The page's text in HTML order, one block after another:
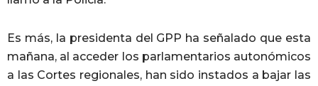
Es más, la presidenta del GPP ha señalado que esta
mañana, al acceder los parlamentarios autonómicos
a las Cortes regionales, han sido instados a bajar las